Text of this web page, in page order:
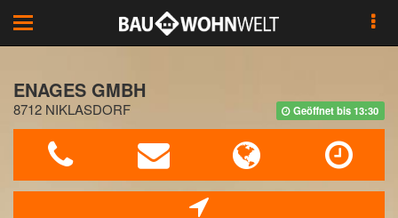
Toggle
navigation
ENAGES GMBH
Geöffnet bis 13:30
8712 NIKLASDORF